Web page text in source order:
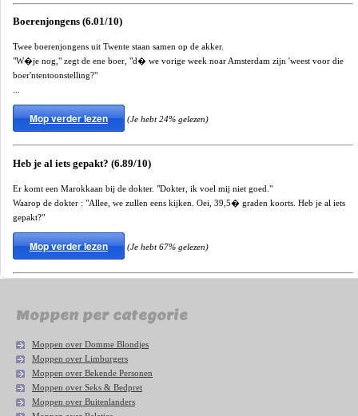
Boerenjongens (6.01/10)
Twee boerenjongens uit Twente staan samen op de akker.
"W�je nog," zegt de ene boer, "d� we vorige week noar Amsterdam zijn 'weest voor die
boer'ntentoonstelling?"
Mop verder lezen (Je hebt 24% gelezen)
Heb je al iets gepakt? (6.89/10)
Er komt een Marokkaan bij de dokter. "Dokter, ik voel mij niet goed."
Waarop de dokter : "Allee, we zullen eens kijken. Oei, 39,5� graden koorts. Heb je al iets
gepakt?"
Mop verder lezen (Je hebt 67% gelezen)
Moppen per categorie
Moppen over Domme Blondjes
Moppen over Limburgers
Moppen over Bekende Personen
Moppen over Seks & Bedpret
Moppen over Buitenlanders